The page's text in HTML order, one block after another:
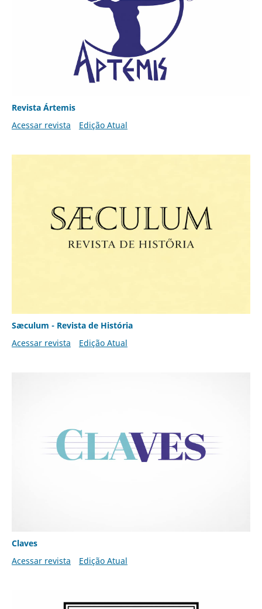
Revista Ártemis
Acessar revista
Edição Atual
Sæculum - Revista de História
Acessar revista
Edição Atual
Claves
Acessar revista
Edição Atual